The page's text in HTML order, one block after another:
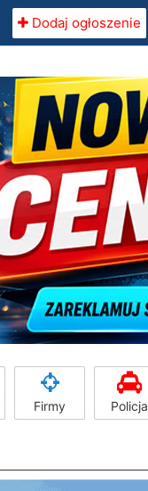
Dodaj ogłoszenie
Firmy Policja